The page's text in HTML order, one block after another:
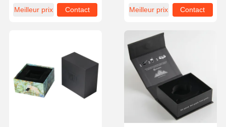
Meilleur prix
Contact
Meilleur prix
Contact